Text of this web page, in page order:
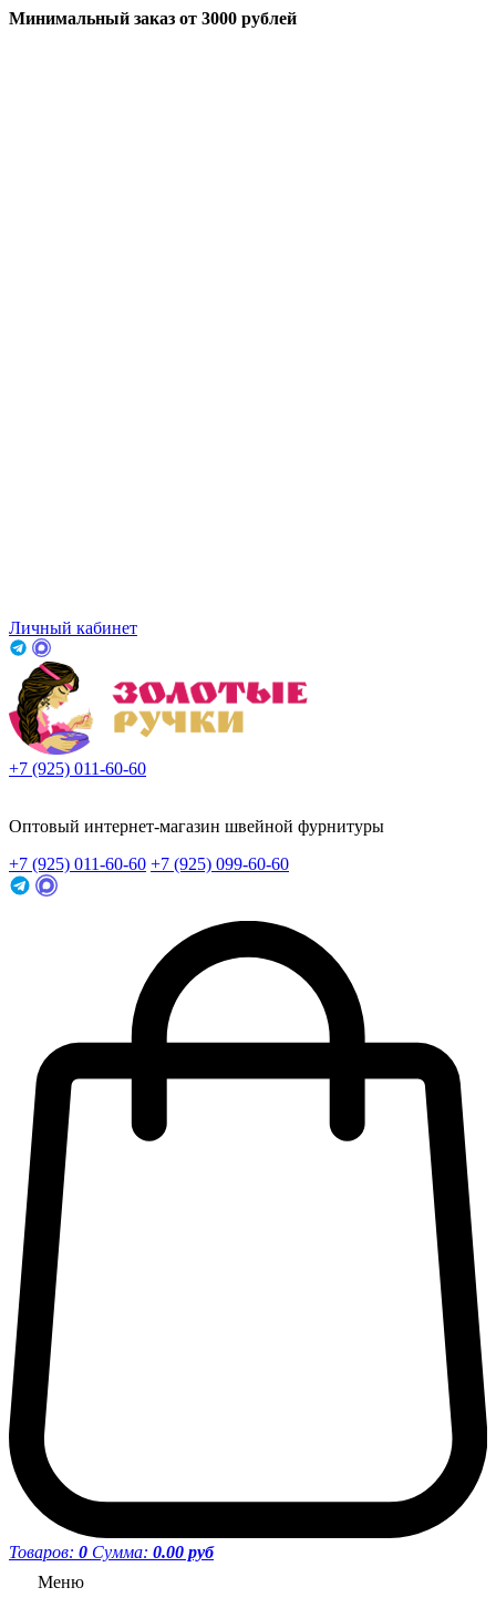
Минимальный заказ от 3000 рублей
Личный кабинет
+7 (925) 011-60-60
Оптовый интернет-магазин швейной фурнитуры
+7 (925) 011-60-60 +7 (925) 099-60-60
Товаров: 0 Сумма: 0.00 руб
Меню